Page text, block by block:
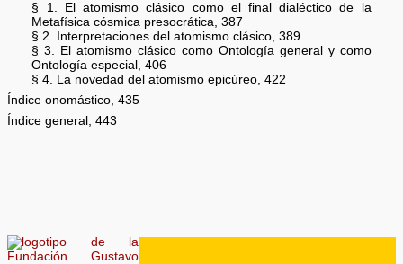
§ 1. El atomismo clásico como el final dialéctico de la
Metafísica cósmica presocrática, 387
§ 2. Interpretaciones del atomismo clásico, 389
§ 3. El atomismo clásico como Ontología general y como
Ontología especial, 406
§ 4. La novedad del atomismo epicúreo, 422
Índice onomástico, 435
Índice general, 443